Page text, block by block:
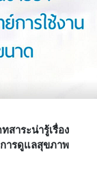
าระน่ารู้เรื่อง
ารดูแลสุขภาพ